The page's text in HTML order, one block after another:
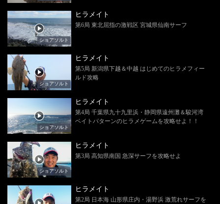
ショアソルト
ヒラメイト
第6局 東北屈指の激戦区 宮城県仙南サーフ
ショアソルト
ヒラメイト
第5局 新潟県下越＆中越 はじめてのヒラメフィー
ルド攻略
ショアソルト
ヒラメイト
第4局 千葉県九十九里浜・静岡県遠州灘＆駿河湾
ベイトパターンのヒラメゲームを攻略せよ！！
ショアソルト
ヒラメイト
第3局 高知県南国 急深サーフを攻略せよ
ヒラメイト
第2局 日本海 山形県庄内・湯野浜 激荒れサーフを